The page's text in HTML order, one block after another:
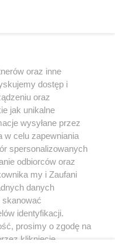
oraz inne
dostęp i
oraz
jak unikalne
wysyłane przez
w celu zapewniania
spersonalizowanych
odbiorców oraz
my i Zaufani
danych
identyfikacji.
prosimy o zgodę na
kliknięcie